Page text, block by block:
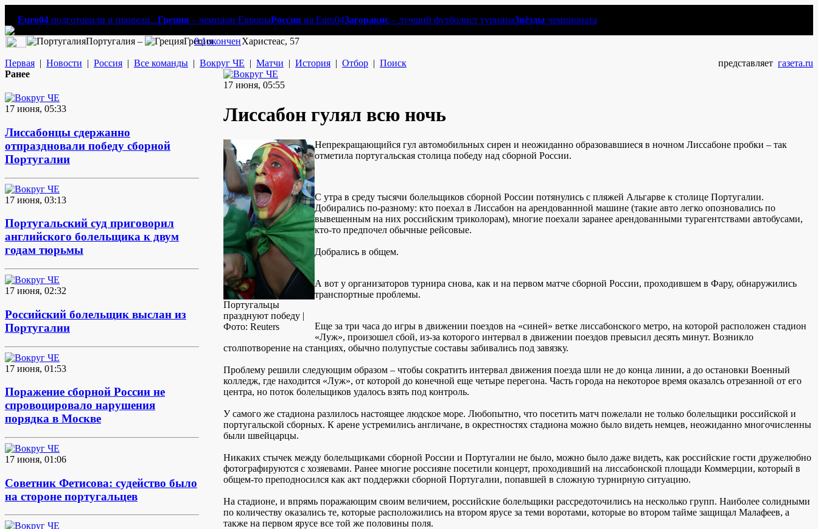
Euro04 подготовили и провели...Греция – чемпион ЕвропыРоссия на Euro04Загоракис – лучший футболист турнираЗвёзды чемпионата
Португалия – Греция
0:1оконченХаристеас, 57
Первая | Новости | Россия | Все команды | Вокруг ЧЕ | Матчи | История | Отбор | Поиск представляет газета.ru
Ранее
17 июня, 05:33
Лиссабонцы сдержанно
отпраздновали победу сборной
Португалии
17 июня, 03:13
Португальский суд приговорил
английского болельщика к двум
годам тюрьмы
17 июня, 02:32
Российский болельщик выслан из
Португалии
17 июня, 01:53
Поражение сборной России не
спровоцировало нарушения
порядка в Москве
17 июня, 01:06
Советник Фетисова: судейство было
на стороне португальцев
17 июня, 05:55
Лиссабон гулял всю ночь
Португальцы
празднуют победу |
Фото: Reuters
Непрекращающийся гул автомобильных сирен и неожиданно образовавшиеся в ночном Лиссабоне пробки – так
отметила португальская столица победу над сборной России.
С утра в среду тысячи болельщиков сборной России потянулись с пляжей Альгарве к столице Португалии.
Добирались по-разному: кто поехал в Лиссабон на арендованнной машине (такие авто легко опозновались по
вывешенным на них российским триколорам), многие поехали заранее арендованными турагентствами автобусами,
кто-то предпочел обычные рейсовые.
Добрались в общем.
А вот у организаторов турнира снова, как и на первом матче сборной России, проходившем в Фару, обнаружились
транспортные проблемы.
Еще за три часа до игры в движении поездов на «синей» ветке лиссабонского метро, на которой расположен стадион
«Луж», произошел сбой, из-за которого интервал в движении поездов превысил десять минут. Возникло
столпотворение на станциях, обычно полупустые составы забивались под завязку.
Проблему решили следующим образом – чтобы сократить интервал движения поезда шли не до конца линии, а до остановки Военный
колледж, где находится «Луж», от которой до конечной еще четыре перегона. Часть города на некоторое время оказалсь отрезанной от его
центра, но поток болельщиков удалось взять под контроль.
У самого же стадиона разлилось настоящее людское море. Любопытно, что посетить матч пожелали не только болельщики российской и
португальской сборных. К арене устремились англичане, в окрестностях стадиона можно было видеть немцев, неожиданно многочисленны
были швейцарцы.
Никаких стычек между болельщиками сборной России и Португалии не было, можно было даже видеть, как российские гости дружелюбно
фотографируются с хозяевами. Ранее многие россияне посетили концерт, проходивший на лиссабонской площади Коммерции, который в
общем-то преподносился как акт поддержки сборной Португалии, попавшей в сложную турнирную ситуацию.
На стадионе, и впрямь поражающим своим величием, российские болельщики рассредоточились на несколько групп. Наиболее солидными
по количеству оказались те, которые расположились на втором ярусе за теми воротами, которые во втором тайме защищал Малафеев, а
также на первом ярусе все той же половины поля.